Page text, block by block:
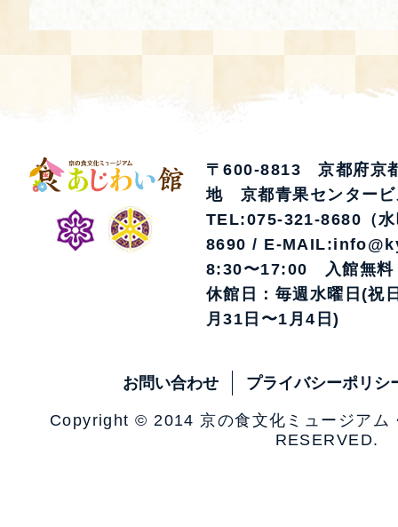
〒600-8813 京都府京
地 京都青果センタービ
TEL:075-321-8680（
8690 / E-
8:30〜17:00 入館無料
休館日：毎週水曜日(祝
月31日〜1月4日)
お問い合わせ プライバシーポリシ
Copyright © 2014 京の食文化ミュージア
RESERVED.